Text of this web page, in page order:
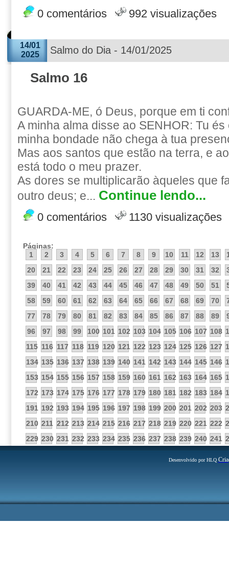
0 comentários 992 visualizações
14/01
2025
Salmo do Dia - 14/01/2025
Salmo 16
GUARDA-ME, ó Deus, porque em ti
A minha alma disse ao SENHOR: Tu
minha bondade não chega à tua
Mas aos santos que estão na terra, e
está todo o meu prazer.
As dores se multiplicarão àqueles que
outro deus; e... Continue lendo...
0 comentários 1130 visualizações
Páginas:
1
2 3 4 5 6 7 8 9 10 11 12 13
20
21 22 23 24 25 26 27 28 29 30 31 32
39
40 41 42 43 44 45 46 47 48 49 50 51
58
59 60 61 62 63 64 65 66 67 68 69 70
77
78 79 80 81 82 83 84 85 86 87 88 89
96
97 98 99 100 101 102 103 104 105 106 107 108
115 116 117 118 119 120 121 122 123 124 125 126 127
134 135 136 137 138 139 140 141 142 143 144 145 146
153 154 155 156 157 158 159 160 161 162 163 164 165
172 173 174 175 176 177 178 179 180 181 182 183 184
191 192 193 194 195 196 197 198 199 200 201 202 203
210 211 212 213 214 215 216 217 218 219 220 221 222
229 230 231 232 233 234 235 236 237 238 239 240 241
Desenvolvido por HLQ